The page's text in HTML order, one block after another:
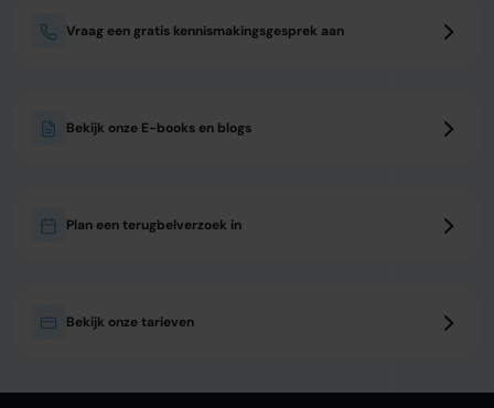
Vraag een gratis kennismakingsgesprek aan
Bekijk onze E-books en blogs
Plan een terugbelverzoek in
Bekijk onze tarieven